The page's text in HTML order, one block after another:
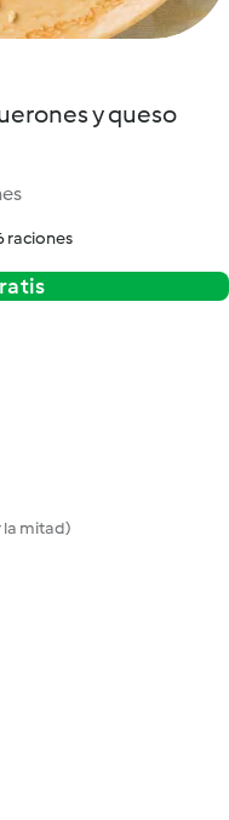
y queso
raciones
la mitad)